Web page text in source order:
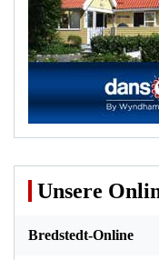
Unsere
Bredstedt-Online